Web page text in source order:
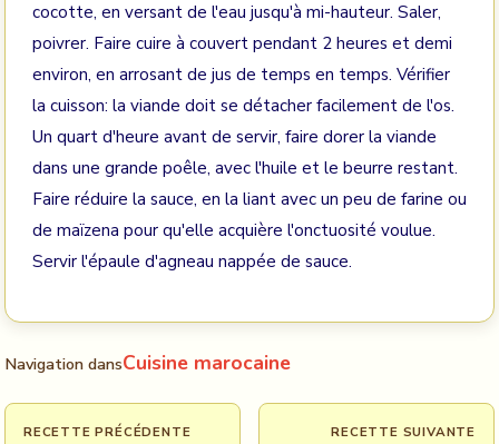
cocotte, en versant de l'eau jusqu'à mi-hauteur. Saler,
poivrer. Faire cuire à couvert pendant 2 heures et demi
environ, en arrosant de jus de temps en temps. Vérifier
la cuisson: la viande doit se détacher facilement de l'os.
Un quart d'heure avant de servir, faire dorer la viande
dans une grande poêle, avec l'huile et le beurre restant.
Faire réduire la sauce, en la liant avec un peu de farine ou
de maïzena pour qu'elle acquière l'onctuosité voulue.
Servir l'épaule d'agneau nappée de sauce.
Navigation dansCuisine marocaine
RECETTE PRÉCÉDENTE RECETTE SUIVANTE